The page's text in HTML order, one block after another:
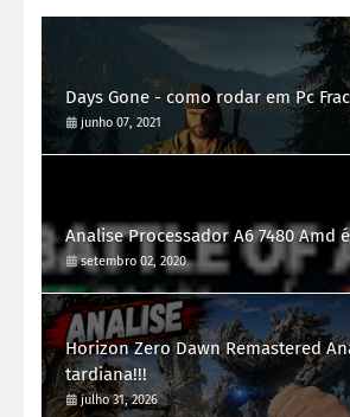
Days Gone - como rodar em Pc
junho 07, 2021
Analise Processador A6 7480 Amd
setembro 02, 2020
Horizon Zero Dawn Remastered
tardiana!!!
julho 31, 2026